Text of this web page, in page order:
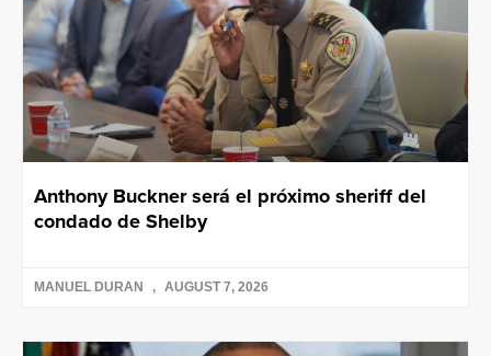
Anthony Buckner será el próximo sheriff del
condado de Shelby
MANUEL DURAN AUGUST 7, 2026